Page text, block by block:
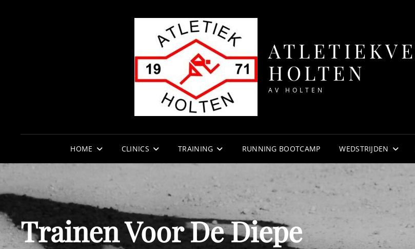
HOLTEN
AV HOLTEN
HOME CLINICS TRAINING RUNNING BOOTCAMP WEDSTRIJDEN
Trainen Voor De Diepe